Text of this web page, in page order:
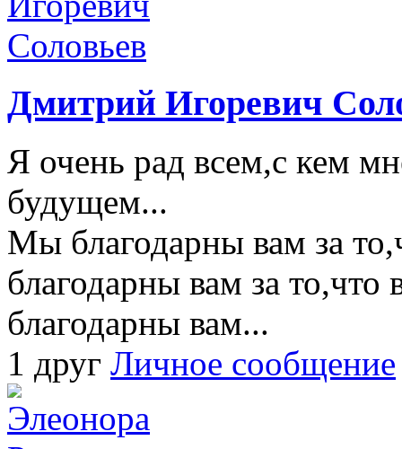
Дмитрий Игоревич
Я очень рад всем,с кем
будущем...
Мы благодарны вам за
благодарны вам за
благодарны вам...
1 друг Личное сообщение